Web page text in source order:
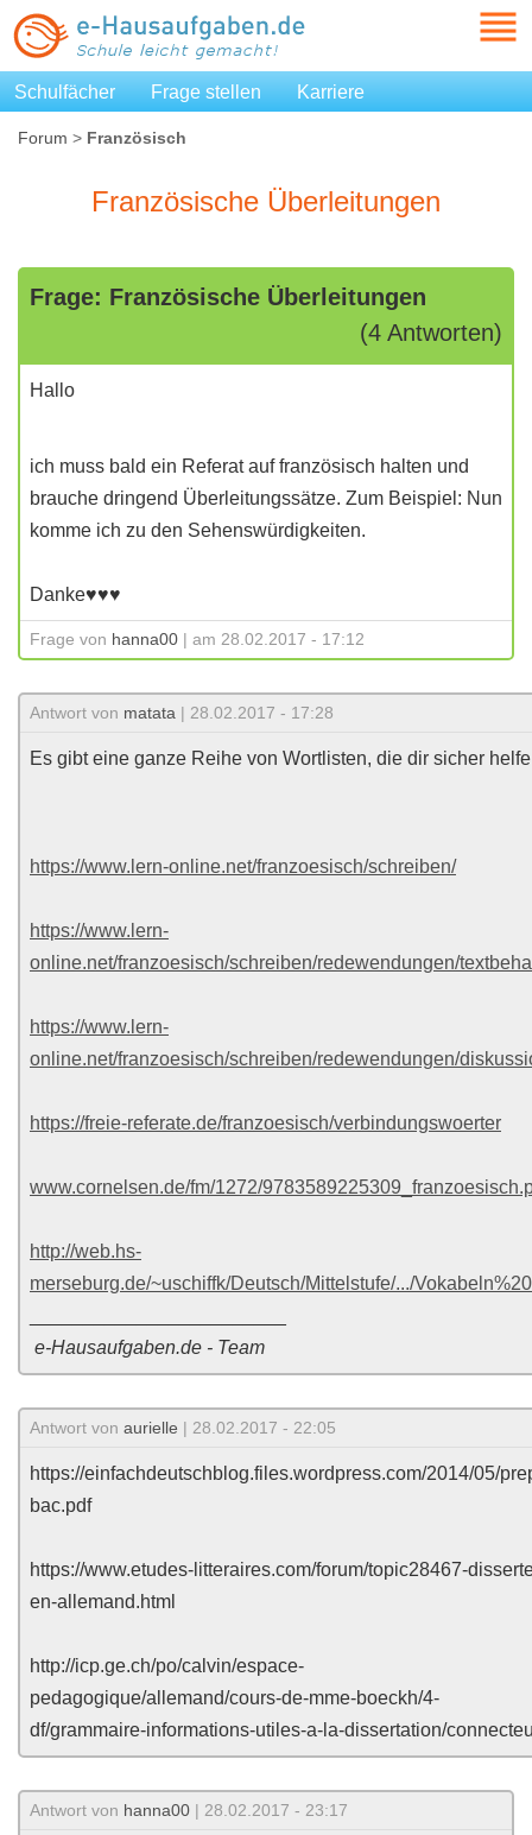
Schulfächer Frage stellen Karriere
Forum > Französisch
Französische Überleitungen
Frage: Französische Überleitungen
(4 Antworten)
Hallo
ich muss bald ein Referat auf französisch halten und
brauche dringend Überleitungssätze. Zum Beispiel: Nun
komme ich zu den Sehenswürdigkeiten.
Danke♥♥♥
Frage von hanna00 | am 28.02.2017 - 17:12
Antwort von matata | 28.02.2017 - 17:28
Es gibt eine ganze Reihe von Wortlisten, die dir sicher
https://www.lern-online.net/franzoesisch/schreiben/
https://www.lern-
online.net/franzoesisch/schreiben/redewendungen/
https://www.lern-
online.net/franzoesisch/schreiben/redewendungen/
https://freie-referate.de/franzoesisch/verbindungswoerter
www.cornelsen.de/fm/1272/
http://web.hs-
merseburg.de/~uschiffk/Deutsch/Mittelstufe/.../
e-Hausaufgaben.de - Team
Antwort von aurielle | 28.02.2017 - 22:05
https://einfachdeutschblog.files.wordpress.com/2014/05/
bac.pdf
https://www.etudes-litteraires.com/forum/topic28467-
en-allemand.html
http://icp.ge.ch/po/calvin/espace-
pedagogique/allemand/cours-de-mme-boeckh/4-
df/grammaire-informations-utiles-a-la-dissertation/
Antwort von hanna00 | 28.02.2017 - 23:17